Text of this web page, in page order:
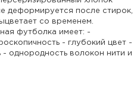
деформируется после стирок,
со временем.
футболка имеет: -
- глубокий цвет -
- однородность волокон нити и